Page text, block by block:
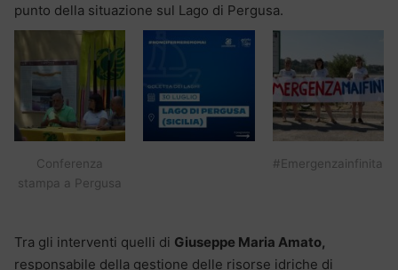
punto della situazione sul Lago di Pergusa.
Conferenza
stampa a Pergusa
#Emergenzainfinita
Tra gli interventi quelli di Giuseppe Maria Amato,
responsabile della gestione delle risorse idriche di